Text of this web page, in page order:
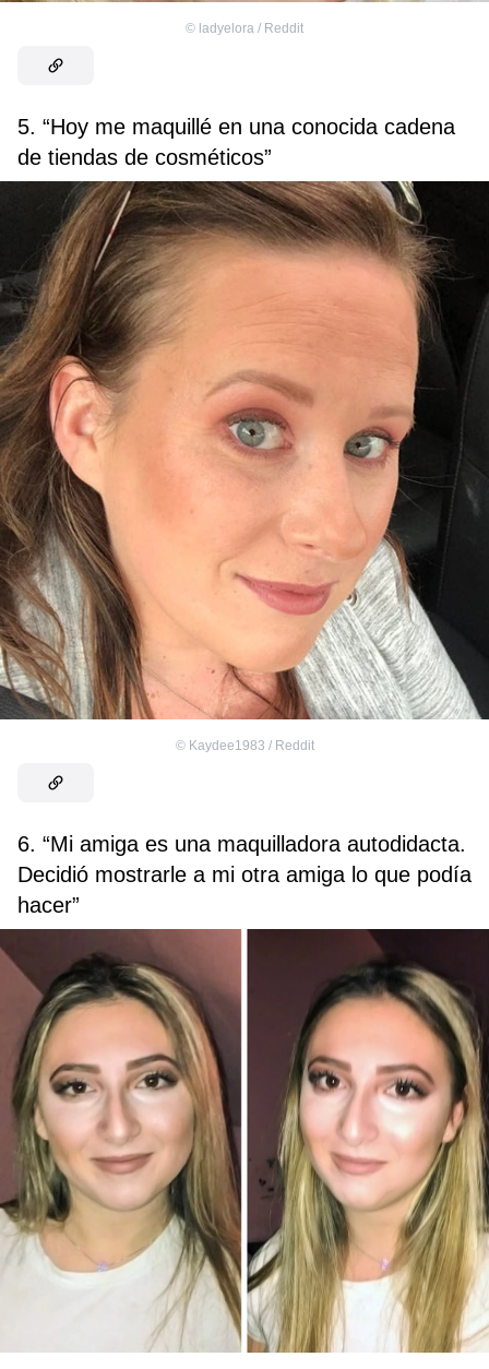
© ladyelora / Reddit
5. “Hoy me maquillé en una conocida cadena
de tiendas de cosméticos”
© Kaydee1983 / Reddit
6. “Mi amiga es una maquilladora autodidacta.
Decidió mostrarle a mi otra amiga lo que podía
hacer”